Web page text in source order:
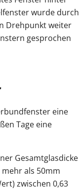
wurde durch
Drehpunkt weiter
gesprochen
eine
Tage eine
Gesamtglasdicke
als 50mm
zwischen 0,63